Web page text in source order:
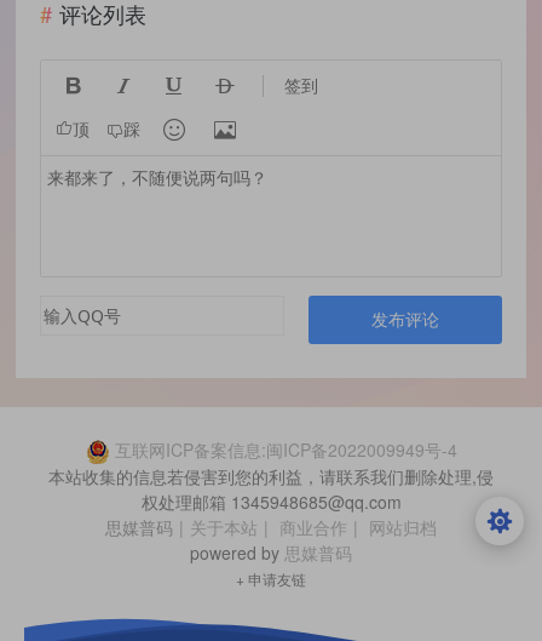
评论列表
    签到
顶 踩  
发布评论
互联网ICP备案信息:闽ICP备2022009949号-4
本站收集的信息若侵害到您的利益，请联系我们删除处理,侵
权处理邮箱 1345948685@qq.com
思媒普码 | 关于本站 | 商业合作 | 网站归档
powered by 思媒普码
+ 申请友链